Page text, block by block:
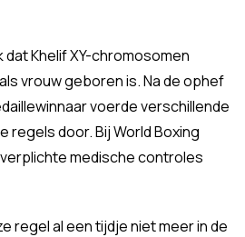
dat Khelif XY-chromosomen
vrouw geboren is. Na de ophef
voerde verschillende
door. Bij World Boxing
medische controles
regel al een tijdje niet meer in de